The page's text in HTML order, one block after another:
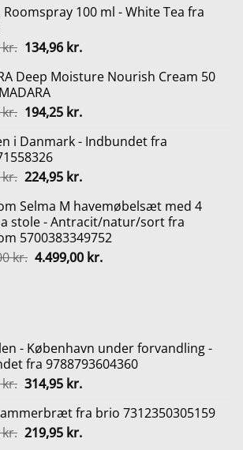
var:
er:
Roomspray 100 ml - White Tea fra
kr. Den
pris
var:
179,95 kr..
134,96 kr.Den
pris
134,96 kr..
Deep Moisture Nourish Cream 50
kr. Den
pris
var:
259,00 kr..
194,25 kr.Den
pris
194,25 kr..
i Danmark - Indbundet fra
kr. Den
pris
var:
249,95 kr..
224,95 kr.Den
pris
er:
224,95 kr..
Selma M havemøbelsæt med 4
stole - Antracit/natur/sort fra
5700383349752
kr. Den
4.499,00 kr.Den
- København under forvandling -
fra 9788793604360
kr. Den
pris
var:
314,95 kr.Den
pris
er:
fra brio 7312350305159
kr. Den
219,95 kr.Den